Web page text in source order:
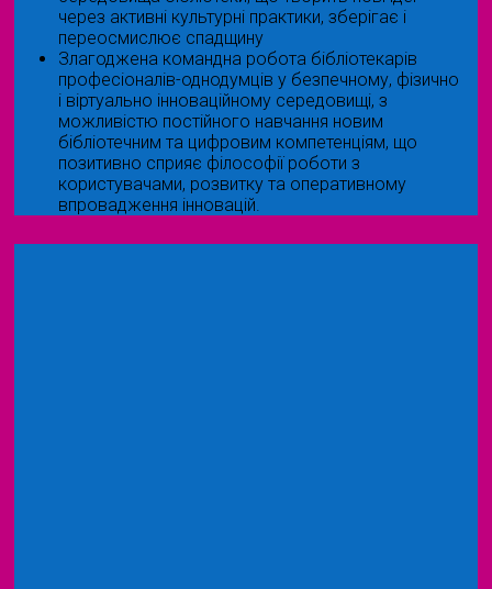
через активні культурні практики, зберігає і
переосмислює спадщину
Злагоджена командна робота бібліотекарів
професіоналів-однодумців у безпечному, фізично
і віртуально інноваційному середовищі, з
можливістю постійного навчання новим
бібліотечним та цифровим компетенціям, що
позитивно сприяє філософії роботи з
користувачами, розвитку та оперативному
впровадження інновацій.